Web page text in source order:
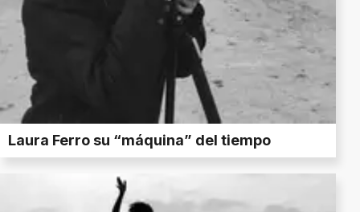
Laura Ferro su “máquina” del tiempo